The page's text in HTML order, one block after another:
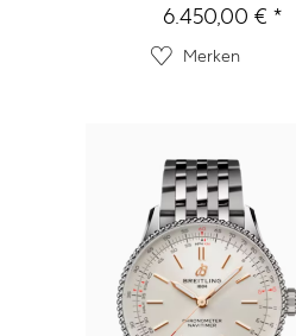
6.450,00 € *
Merken